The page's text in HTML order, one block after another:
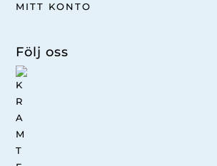
MITT KONTO
Följ oss